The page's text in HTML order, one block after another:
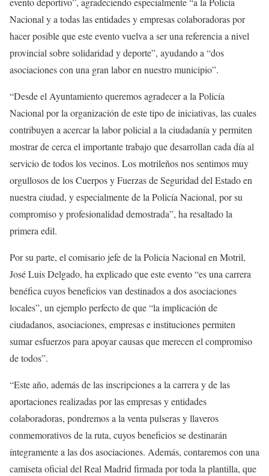
Nacional y a todas las entidades y empresas colaboradoras por
hacer posible que este evento vuelva a ser una referencia a nivel
provincial sobre solidaridad y deporte”, ayudando a “dos
asociaciones con una gran labor en nuestro municipio”.
“Desde el Ayuntamiento queremos agradecer a la Policía
Nacional por la organización de este tipo de iniciativas, las cuales
contribuyen a acercar la labor policial a la ciudadanía y permiten
mostrar de cerca el importante trabajo que desarrollan cada día al
servicio de todos los vecinos. Los motrileños nos sentimos muy
orgullosos de los Cuerpos y Fuerzas de Seguridad del Estado en
nuestra ciudad, y especialmente de la Policía Nacional, por su
compromiso y profesionalidad demostrada”, ha resaltado la
primera edil.
Por su parte, el comisario jefe de la Policía Nacional en Motril,
José Luis Delgado, ha explicado que este evento “es una carrera
benéfica cuyos beneficios van destinados a dos asociaciones
locales”, un ejemplo perfecto de que “la implicación de
ciudadanos, asociaciones, empresas e instituciones permiten
sumar esfuerzos para apoyar causas que merecen el compromiso
de todos”.
“Este año, además de las inscripciones a la carrera y de las
aportaciones realizadas por las empresas y entidades
colaboradoras, pondremos a la venta pulseras y llaveros
conmemorativos de la ruta, cuyos beneficios se destinarán
íntegramente a las dos asociaciones. Además, contaremos con una
camiseta oficial del Real Madrid firmada por toda la plantilla, que